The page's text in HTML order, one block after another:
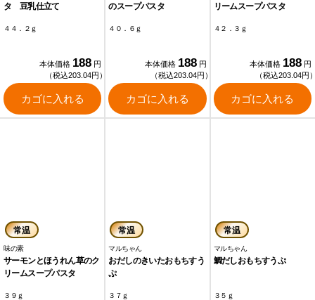
タ 豆乳仕立て
４４．２ｇ
本体価格 188 円
（税込203.04円）
カゴに入れる
のスープパスタ
４０．６ｇ
本体価格 188 円
（税込203.04円）
カゴに入れる
リームスープパスタ
４２．３ｇ
本体価格 188 円
（税込203.04円
カゴに入れる
常温
味の素
サーモンとほうれん草のク
リームスープパスタ
３９ｇ
常温
マルちゃん
おだしのきいたおもちすう
ぷ
３７ｇ
常温
マルちゃん
鯛だしおもちすうぷ
３５ｇ